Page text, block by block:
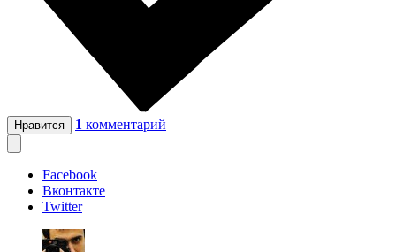
Нравится 1 комментарий
Facebook
Вконтакте
Twitter